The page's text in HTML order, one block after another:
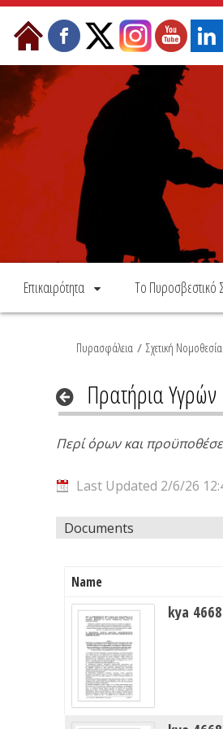
Skip to Content
Επικαιρότητα Το Πυροσβεστικό
Πυρασφάλεια / Σχετική Νομοθεσία
Πρατήρια
Περί όρων και
Last Updated 2/6/26
Documents
Name
kya